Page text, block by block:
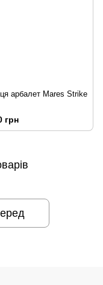
арбалет Mares Strike
грн